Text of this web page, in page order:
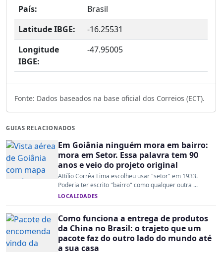
País:
Brasil
Latitude IBGE:
-16.25531
Longitude
IBGE:
-47.95005
Fonte: Dados baseados na base oficial dos Correios (ECT).
GUIAS RELACIONADOS
Em Goiânia ninguém mora em bairro:
mora em Setor. Essa palavra tem 90
anos e veio do projeto original
Attílio Corrêa Lima escolheu usar "setor" em 1933.
Poderia ter escrito "bairro" como qualquer outra ...
LOCALIDADES
Como funciona a entrega de produtos
da China no Brasil: o trajeto que um
pacote faz do outro lado do mundo até
a sua casa